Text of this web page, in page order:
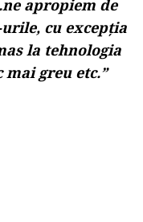
apropiem de
urile, cu excepția
la tehnologia
mai greu etc.”